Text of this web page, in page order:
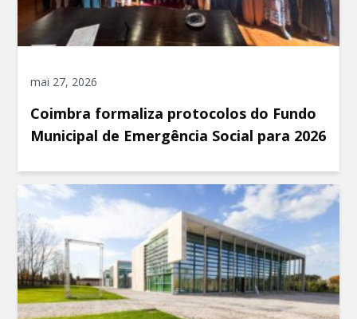
mai 27, 2026
Coimbra formaliza protocolos do Fundo
Municipal de Emergência Social para 2026